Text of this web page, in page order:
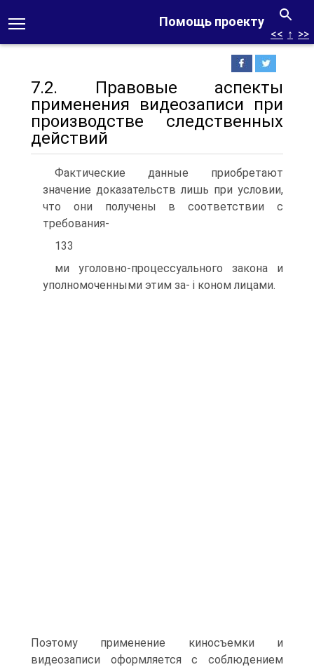
Помощь проекту
<< ↑ >>
7.2. Правовые аспекты
применения видеозаписи при
производстве следственных
действий
Фактические данные приобретают
значение доказательств лишь при условии,
что они получены в соответствии с
требования-
133
ми уголовно-процессуального закона и
уполномоченными этим за- i коном лицами.
Поэтому применение киносъемки и
видеозаписи оформляется с соблюдением